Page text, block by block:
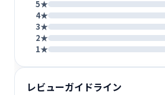
5★
4★
3★
2★
1★
レビューガイドライン